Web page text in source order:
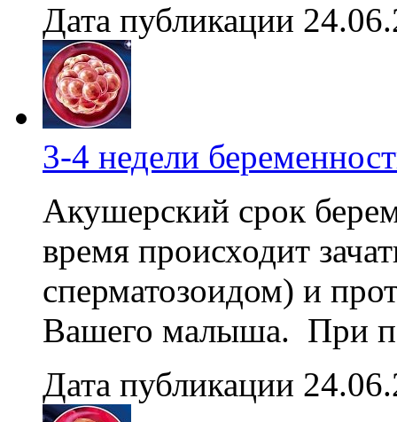
Дата публикации
3-4 недели
Акушерский срок
время происходит
сперматозоидом) и
Вашего малыша. При
Дата публикации